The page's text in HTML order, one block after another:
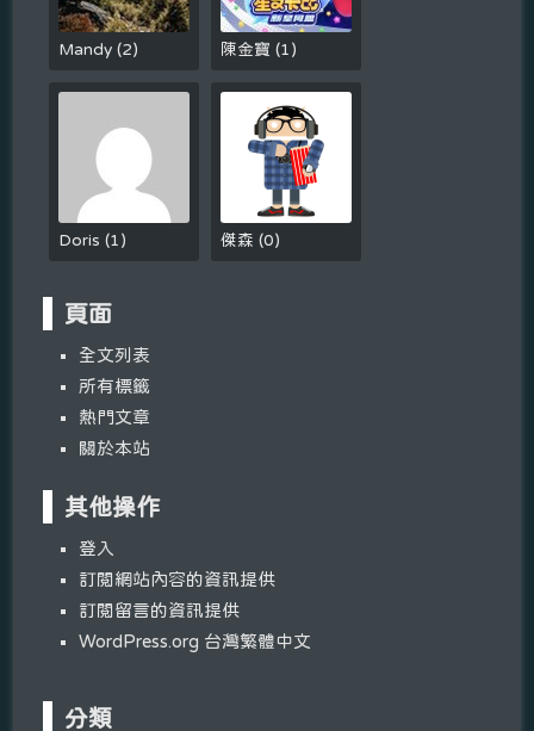
Mandy(2) 陳金寶(1 )
Doris(1 ) 傑森(0)
頁面
全文列表
所有標籤
熱門文章
關於本站
其他操作
登入
訂閱網站內容的資訊提供
訂閱留言的資訊提供
WordPress.org 台灣繁體中文
分類